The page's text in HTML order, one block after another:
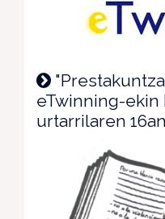
eTwinning-ekin
urtarrilaren 16an